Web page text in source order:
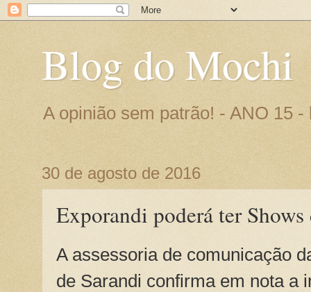
Blog do Mochi
A opinião sem patrão! - ANO 15
30 de agosto de 2016
Exporandi poderá ter Shows
A assessoria de comunicação
de Sarandi confirma em nota a